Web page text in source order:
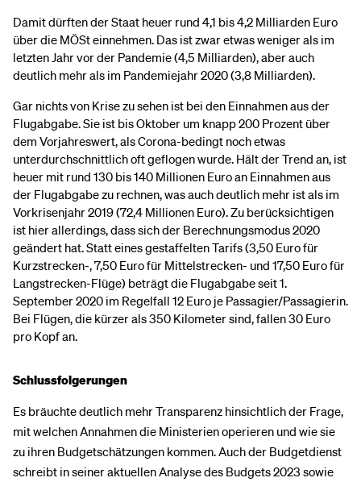
Damit dürften der Staat heuer rund 4,1 bis 4,2 Milliarden Euro
über die MÖSt einnehmen. Das ist zwar etwas weniger als im
letzten Jahr vor der Pandemie (4,5 Milliarden), aber auch
deutlich mehr als im Pandemiejahr 2020 (3,8 Milliarden).
Gar nichts von Krise zu sehen ist bei den Einnahmen aus der
Flugabgabe. Sie ist bis Oktober um knapp 200 Prozent über
dem Vorjahreswert, als Corona-bedingt noch etwas
unterdurchschnittlich oft geflogen wurde. Hält der Trend an, ist
heuer mit rund 130 bis 140 Millionen Euro an Einnahmen aus
der Flugabgabe zu rechnen, was auch deutlich mehr ist als im
Vorkrisenjahr 2019 (72,4 Millionen Euro). Zu berücksichtigen
ist hier allerdings, dass sich der Berechnungsmodus 2020
geändert hat. Statt eines gestaffelten Tarifs (3,50 Euro für
Kurzstrecken-, 7,50 Euro für Mittelstrecken- und 17,50 Euro für
Langstrecken-Flüge) beträgt die Flugabgabe seit 1.
September 2020 im Regelfall 12 Euro je Passagier/Passagierin.
Bei Flügen, die kürzer als 350 Kilometer sind, fallen 30 Euro
pro Kopf an.
Schlussfolgerungen
Es bräuchte deutlich mehr Transparenz hinsichtlich der Frage,
mit welchen Annahmen die Ministerien operieren und wie sie
zu ihren Budgetschätzungen kommen. Auch der Budgetdienst
schreibt in seiner aktuellen Analyse des Budgets 2023 sowie